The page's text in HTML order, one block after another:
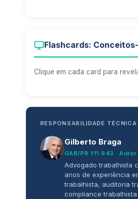
Flashcards:
Clique em cada card para
RESPONSABILIDADE
Gilberto Braga
OAB/PR 111.943 · Autor
Advogado trabalhista
anos de experiência
trabalhista, auditoria
compliance